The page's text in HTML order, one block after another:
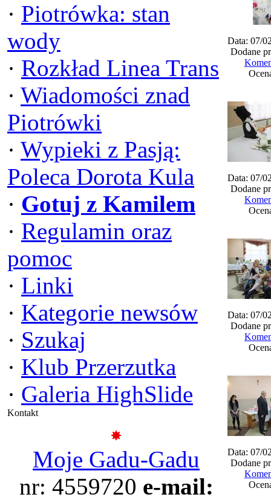
· Piotrówka: stan
wody
· Rozkład Linea Trans
· Wiadomości znad
Piotrówki
· Wypieki z Pasją:
Poleca Dorota Kula
· Gotuj z Kamilem
· Regulamin oraz
pomoc
· Linki
· Kategorie newsów
· Szukaj
· Klub Przerzutka
· Galeria HighSlide
Kontakt
Moje Gadu-Gadu
nr: 4559720 e-mail:
Data: 07/
Dodane
Data: 07/
Dodane
Data: 07/
Dodane
Data: 07/
Dodane